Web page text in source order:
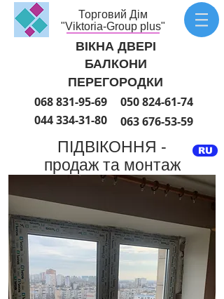
Торговий Дім
"Viktoria-Group plus"
ВІКНА ДВЕРІ
БАЛКОНИ
ПЕРЕГОРОДКИ
068 831-95-69
050 824-61-74
044 334-31-80
063 676-53-59
ПІДВІКОННЯ -
продаж та монтаж
RU